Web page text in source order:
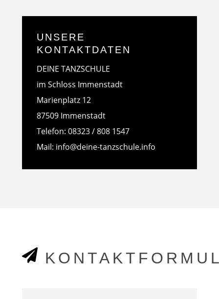
UNSERE
KONTAKTDATEN
DEINE TANZSCHULE
im Schloss Immenstadt
Marienplatz 12
87509 Immenstadt
​Telefon: 08323 / 808 1547
Mail: info@deine-tanzschule.info
